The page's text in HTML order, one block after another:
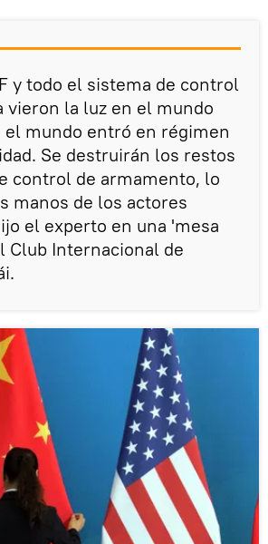
y todo el sistema de control
vieron la luz en el mundo
el mundo entró en régimen
Se destruirán los restos
control de armamento, lo
manos de los actores
el experto en una 'mesa
Club Internacional de